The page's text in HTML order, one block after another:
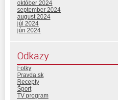
október 2024
september 2024
august 2024
júl 2024
jún 2024
Odkazy
Fotky
Pravda.sk
Recepty
Šport
TV program